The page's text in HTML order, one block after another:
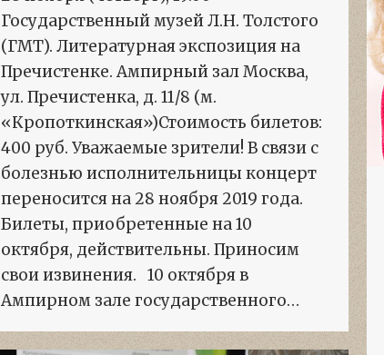
Государственный музей Л.Н. Толстого
(ГМТ). Литературная экспозиция на
Пречистенке. Ампирный зал Москва,
ул. Пречистенка, д. 11/8 (м.
«Кропоткинская»)Стоимость билетов:
400 руб. Уважаемые зрители! В связи с
болезнью исполнительницы концерт
переносится на 28 ноября 2019 года.
Билеты, приобретенные на 10
октября, действительны. Приносим
свои извинения. 10 октября в
Ампирном зале государственного…